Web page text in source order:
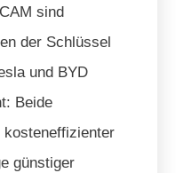
sind
der Schlüssel
und BYD
Beide
kosteneffizienter
günstiger